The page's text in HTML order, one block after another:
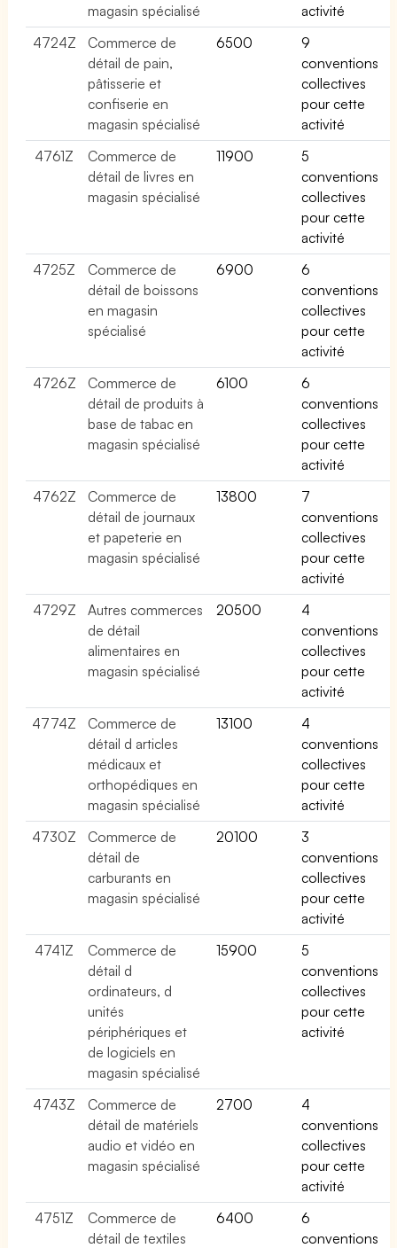
magasin spécialisé
activité
4724Z
Commerce de
détail de pain,
pâtisserie et
confiserie en
magasin spécialisé
6500
9
conventions
collectives
pour cette
activité
4761Z
Commerce de
détail de livres en
magasin spécialisé
11900
5
conventions
collectives
pour cette
activité
4725Z
Commerce de
détail de boissons
en magasin
spécialisé
6900
6
conventions
collectives
pour cette
activité
4726Z
Commerce de
détail de produits à
base de tabac en
magasin spécialisé
6100
6
conventions
collectives
pour cette
activité
4762Z
Commerce de
détail de journaux
et papeterie en
magasin spécialisé
13800
7
conventions
collectives
pour cette
activité
4729Z
Autres commerces
de détail
alimentaires en
magasin spécialisé
20500
4
conventions
collectives
pour cette
activité
4774Z
Commerce de
détail d articles
médicaux et
orthopédiques en
magasin spécialisé
13100
4
conventions
collectives
pour cette
activité
4730Z
Commerce de
détail de
carburants en
magasin spécialisé
20100
3
conventions
collectives
pour cette
activité
4741Z
Commerce de
détail d
ordinateurs, d
unités
périphériques et
de logiciels en
magasin spécialisé
15900
5
conventions
collectives
pour cette
activité
4743Z
Commerce de
détail de matériels
audio et vidéo en
magasin spécialisé
2700
4
conventions
collectives
pour cette
activité
4751Z
Commerce de
détail de textiles
6400
6
conventions